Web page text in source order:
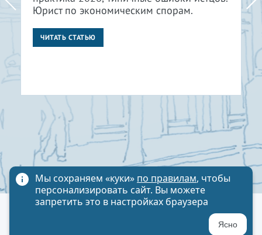
Юрист по экономическим спорам.
ЧИТАТЬ СТАТЬЮ
Политика обработки персональных данных
Мы сохраняем «куки» по правилам, чтобы
персонализировать сайт. Вы можете
запретить это в настройках браузера
Ясно